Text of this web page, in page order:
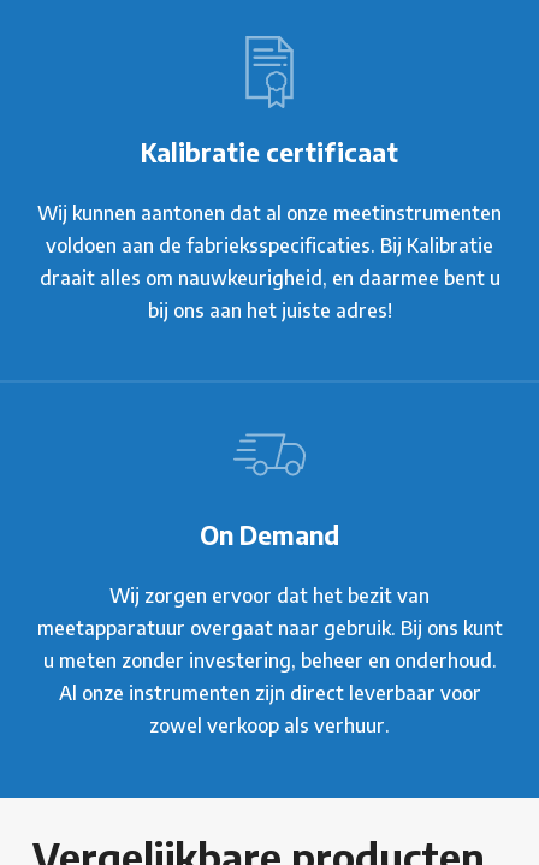
Kalibratie certificaat
Wij kunnen aantonen dat al onze meetinstrumenten
voldoen aan de fabrieksspecificaties. Bij Kalibratie
draait alles om nauwkeurigheid, en daarmee bent u
bij ons aan het juiste adres!
On Demand
Wij zorgen ervoor dat het bezit van
meetapparatuur overgaat naar gebruik. Bij ons kunt
u meten zonder investering, beheer en onderhoud.
Al onze instrumenten zijn direct leverbaar voor
zowel verkoop als verhuur.